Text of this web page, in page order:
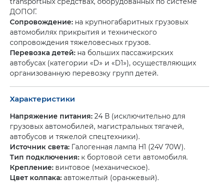
ДОПОГ.
Сопровождение: на крупногабаритных грузовых
автомобилях прикрытия и технического
сопровождения тяжеловесных грузов.
Перевозка детей: на больших пассажирских
автобусах (категории «D» и «D1»), осуществляющих
организованную перевозку групп детей.
Характеристики
Напряжение питания: 24 В (исключительно для
грузовых автомобилей, магистральных тягачей,
автобусов и тяжелой спецтехники).
Источник света: Галогенная лампа H1 (24V 70W).
Тип подключения: к бортовой сети автомобиля.
Крепление: винтовое (механическое).
Цвет колпака: автожелтый (оранжевый).